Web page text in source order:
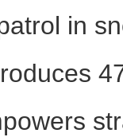
in